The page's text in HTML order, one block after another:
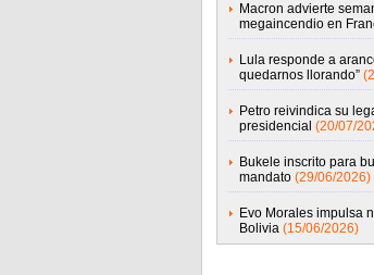
Macron advierte
megaincendio en
Lula responde a
quedarnos llorando”
Petro reivindica su
presidencial (20/07/
Bukele inscrito para
mandato (29/06/2026)
Evo Morales impulsa
Bolivia (15/06/2026)